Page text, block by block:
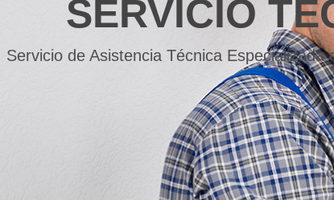
SERVICIO
Servicio de Asistencia Técnica